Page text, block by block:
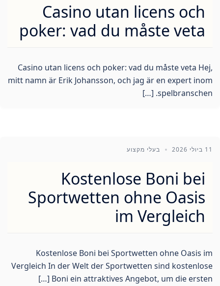
Casino utan licens och
poker: vad du måste veta
Casino utan licens och poker: vad du måste veta Hej,
mitt namn är Erik Johansson, och jag är en expert inom
spelbranschen. […]
11 ביולי 2026 בעלי מקצוע
Kostenlose Boni bei
Sportwetten ohne Oasis
im Vergleich
Kostenlose Boni bei Sportwetten ohne Oasis im
Vergleich In der Welt der Sportwetten sind kostenlose
Boni ein attraktives Angebot, um die ersten […]